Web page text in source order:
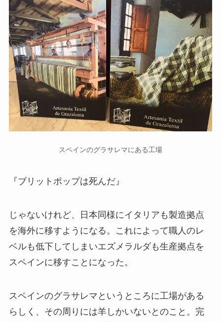
スペインのグラサレマにある工場
『ブリットポップは死んだ』
じゃないけれど、日本同様にイタリアも製造拠点
を海外に移すようになる。これによって職人のレ
ベルも低下してしまいエズメラルダも生産拠点を
スペインに移すことになった。
スペインのグラサレマというところに工場がある
らしく、その周りには羊しかいないとのこと。完